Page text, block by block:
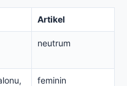
Artikel
neutrum
feminin